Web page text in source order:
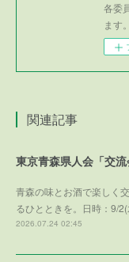
各委
ます。
関連記事
東京青森県人会「交
青森の味とお酒で楽しく
るひとときを。日時：9/
2026.07.24 02:45